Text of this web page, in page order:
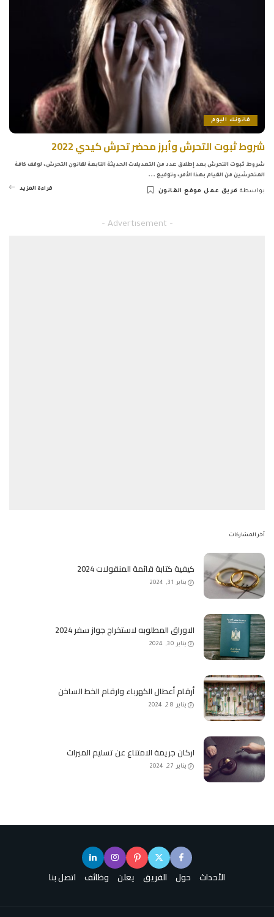
قانونك اليوم
شروط ثبوت التحرش وأبرز محضر تحرش كيدي 2022
شروط ثبوت التحرش بعد إطلاق عدد من التعديلات الحديثة التابعة لقانون التحرش، لوقف كافة
المتحرشين من القيام بهذا الأمر، وتوقيع ...
بواسطة فريق عمل موقع القانون قراءة المزيد
– Advertisement –
آخر المشاركات
كيفية كتابة قائمة المنقولات 2024
يناير 31, 2024
الاوراق المطلوبه لاستخراج جواز سفر 2024
يناير 30, 2024
أرقام أعطال الكهرباء وارقام الخط الساخن
يناير 28, 2024
اركان جريمة الامتناع عن تسليم الميراث
يناير 27, 2024
الأحداث حول الفريق يعلن وظائف اتصل بنا